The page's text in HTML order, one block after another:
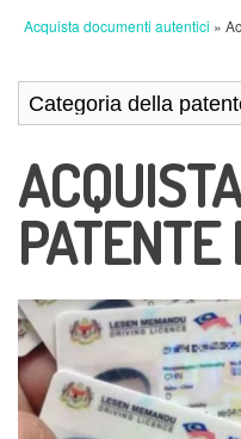
Acquista documenti autentici »
PATENTE